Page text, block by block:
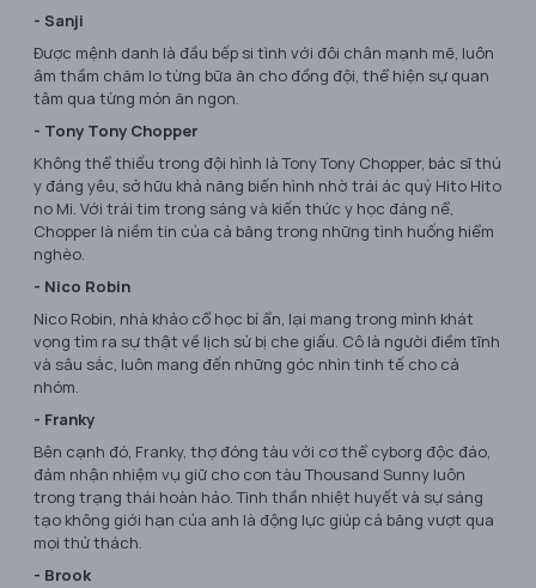
- Sanji
Được mệnh danh là đầu bếp si tình với đôi chân mạnh mẽ, luôn
âm thầm chăm lo từng bữa ăn cho đồng đội, thể hiện sự quan
tâm qua từng món ăn ngon.
- Tony Tony Chopper
Không thể thiếu trong đội hình là Tony Tony Chopper, bác sĩ thú
y đáng yêu, sở hữu khả năng biến hình nhờ trái ác quỷ Hito Hito
no Mi. Với trái tim trong sáng và kiến thức y học đáng nể,
Chopper là niềm tin của cả băng trong những tình huống hiểm
nghèo.
- Nico Robin
Nico Robin, nhà khảo cổ học bí ẩn, lại mang trong mình khát
vọng tìm ra sự thật về lịch sử bị che giấu. Cô là người điềm tĩnh
và sâu sắc, luôn mang đến những góc nhìn tinh tế cho cả
nhóm.
- Franky
Bên cạnh đó, Franky, thợ đóng tàu với cơ thể cyborg độc đáo,
đảm nhận nhiệm vụ giữ cho con tàu Thousand Sunny luôn
trong trạng thái hoàn hảo. Tinh thần nhiệt huyết và sự sáng
tạo không giới hạn của anh là động lực giúp cả băng vượt qua
mọi thử thách.
- Brook